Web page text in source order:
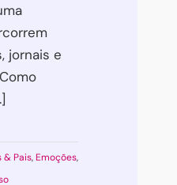
jornais e
& Pais, Emoções,